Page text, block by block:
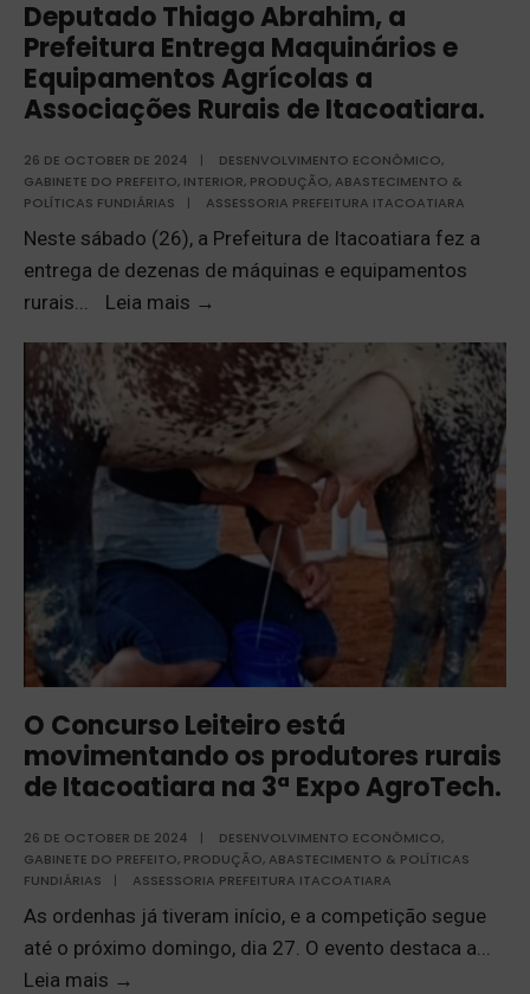
Deputado Thiago Abrahim, a
Prefeitura Entrega Maquinários e
Equipamentos Agrícolas a
Associações Rurais de Itacoatiara.
26 DE OCTOBER DE 2024 | DESENVOLVIMENTO ECONÔMICO,
GABINETE DO PREFEITO, INTERIOR, PRODUÇÃO, ABASTECIMENTO &
POLÍTICAS FUNDIÁRIAS
| ASSESSORIA PREFEITURA ITACOATIARA
Neste sábado (26), a Prefeitura de Itacoatiara fez a
entrega de dezenas de máquinas e equipamentos
rurais
Leia mais →
O Concurso Leiteiro está
movimentando os produtores rurais
de Itacoatiara na 3ª Expo AgroTech.
26 DE OCTOBER DE 2024 | DESENVOLVIMENTO ECONÔMICO,
GABINETE DO PREFEITO, PRODUÇÃO, ABASTECIMENTO & POLÍTICAS
FUNDIÁRIAS
| ASSESSORIA PREFEITURA ITACOATIARA
As ordenhas já tiveram início, e a competição segue
até o próximo domingo, dia 27. O evento destaca a...
Leia mais →